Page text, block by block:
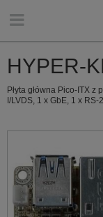
HYPER-
Płyta główna Pico-ITX
I/LVDS, 1 x GbE, 1 x